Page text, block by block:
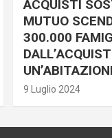
ACQUISTI
MUTUO
300.000
9 Luglio 2024